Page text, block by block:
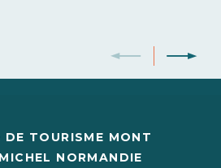
DE TOURISME MONT
NORMANDIE